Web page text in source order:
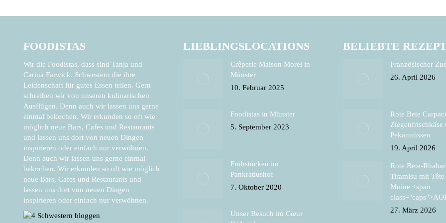
FOODISTAS
Wir die Foodistas, dass sind Tanja und
Carina Farwick. Schwestern die ihre
Leidenschaft für gutes Essen teilen. Gern
schreiben wir von unseren kulinarischen
Ausflügen. Denn auch wir lassen uns gerne
einmal bekochen. Wir erkunden so oft wie
möglich neue Bars, Cafes und Restaurants
und lassen uns dort von neuen Dingen
inspirieren oder einfach nur verwöhnen.
Denn auch wir lassen uns gerne einmal
bekochen. Wir erkunden so oft wie möglich
neue Bars, Cafes und Restaurants und
lassen uns dort von neuen Dingen
inspirieren oder einfach nur verwöhnen.
LIEBLINGSLOCATIONS
Crêperie Maison Morel in
Münster
10. Februar 2025
Foodistas in Münster
5. September 2023
Frühstücken im
Pankratiushof
7. Oktober 2020
Unser Besuch im Cœur
BELIEBTE
Französischer
26. April 2026
Rote Bete
Ziegenfrischkäse
Pekannüssen
19. April 2026
Rote Bete-
Tiramisu mit Tête
Moine <span
27. März 2026